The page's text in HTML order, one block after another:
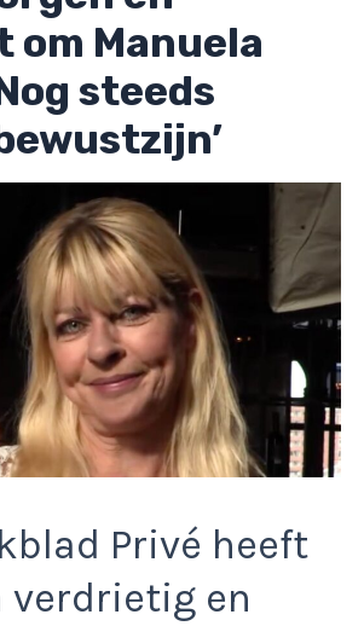
Manuela
steeds
Privé heeft
verdrietig en